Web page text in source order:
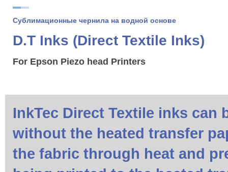
Сублимационные чернила на водной основе
D.T Inks (Direct Textile Inks)
For Epson Piezo head Printers
InkTec Direct Textile inks
without the heated transfer
the fabric through heat and